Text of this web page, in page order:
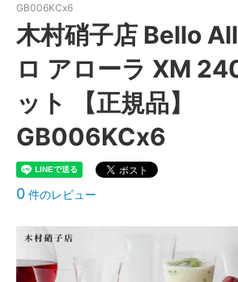
GB006KCx6
木村硝子店 Bello
ロ アローラ XM
ット 【正規品】
GB006KCx6
0 件のレビュー